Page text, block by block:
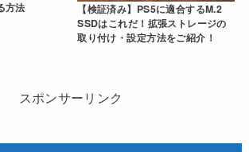
方法
【検証済み】PS5に適合するM.2
SSDはこれだ！拡張ストレージの
取り付け・設定方法をご紹介！
スポンサーリンク